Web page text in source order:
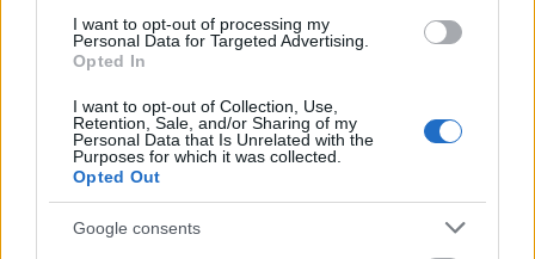
I want to opt-out of processing my
Personal Data for Targeted Advertising.
Opted In
I want to opt-out of Collection, Use,
Retention, Sale, and/or Sharing of my
Personal Data that Is Unrelated with the
Purposes for which it was collected.
Opted Out
Google consents
Ακαθάριστα οικόπεδα: Τι γίνεται όταν ο
ιδιοκτήτης δεν τα καθαρίσει - Πώς κινούνται
δήμοι και ΠΣ, ποιος πληρώνει τον λογαριασμό
Η επίθεση στη Hugging Face σηματοδοτεί την
έναρξη μιας επικίνδυνης εποχής
κυβερνοεπιθέσεων με AI